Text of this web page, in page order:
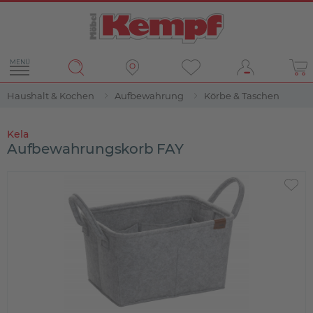
MENÜ
Haushalt & Kochen Aufbewahrung Körbe & Taschen
Kela
Aufbewahrungskorb FAY